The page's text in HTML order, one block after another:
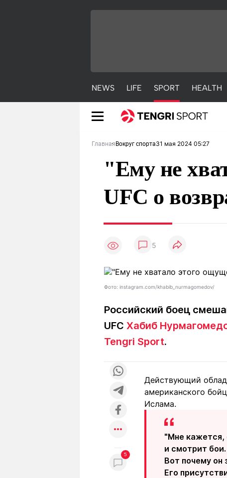
NEWS LIFE SPORT HEALTH
NEWS
Погода
Рейтинги
Полезно
Гороскопы
Рецепты
+7 (777) 001 44 99
ГлавнаяВокруг спорта31 мая 2024 05:27
"Ему не
UFC о
5
Фото: instagram.com/khabib_nurmagomedov/
Российский боец
UFC Хабиб
Tengri Sport.
5
Действующий
американского
Ислама.
"Мне кажется,
и смотрит
Вот почему он
Его